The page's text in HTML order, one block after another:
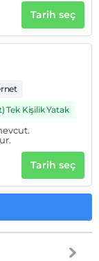
Tarih seç
Tek Kişilik Yatak
Tarih seç